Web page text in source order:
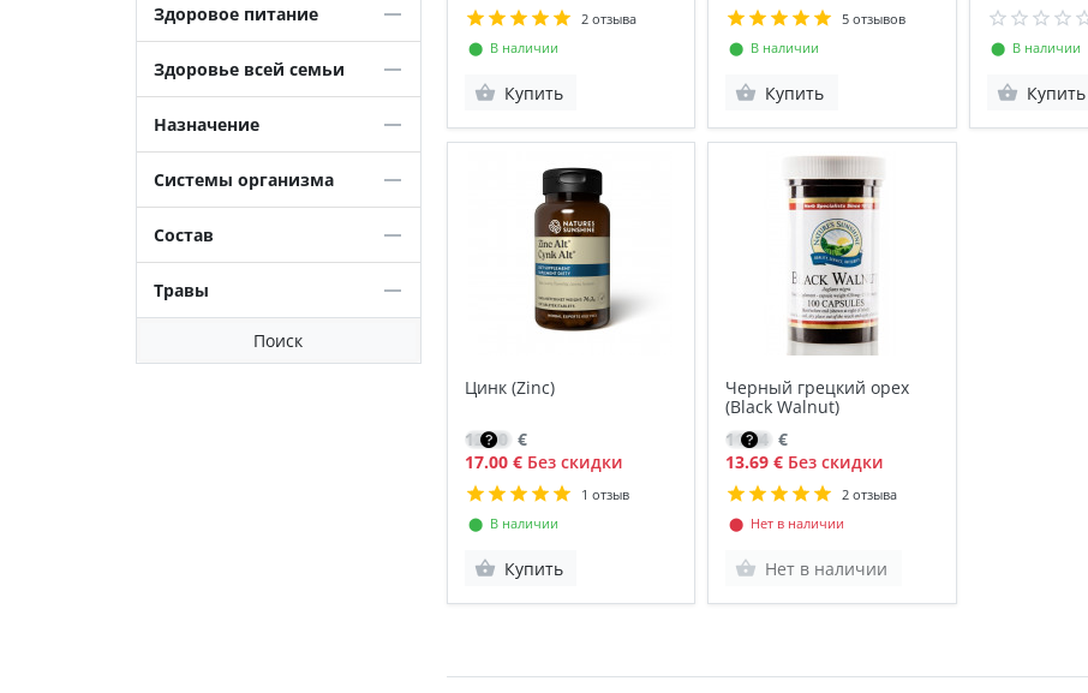
Здоровое питание
Здоровье всей семьи
Назначение
Системы организма
Состав
Травы
Поиск
2 отзыва
⬤ В наличии
Купить
5 отзывов
⬤ В наличии
Купить
⬤ В наличии
Купить
Цинк (Zinc)
12.10 €
17.00 €Без скидки
1 отзыв
⬤ В наличии
Купить
Черный грецкий орех
(Black Walnut)
11.64 €
13.69 € Без скидки
2 отзыва
⬤ Нет в наличии
Нет в наличии